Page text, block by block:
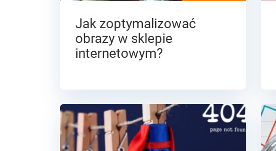
Jak zoptymalizować
obrazy w sklepie
internetowym?